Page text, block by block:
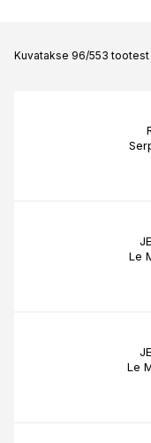
Kuvatakse 96/553 tootest
Le
Le